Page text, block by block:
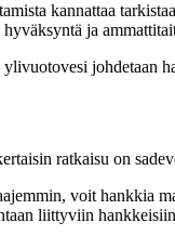
kannattaa
ja
johdetaan
ratkaisu on
voit hankkia
liittyviin